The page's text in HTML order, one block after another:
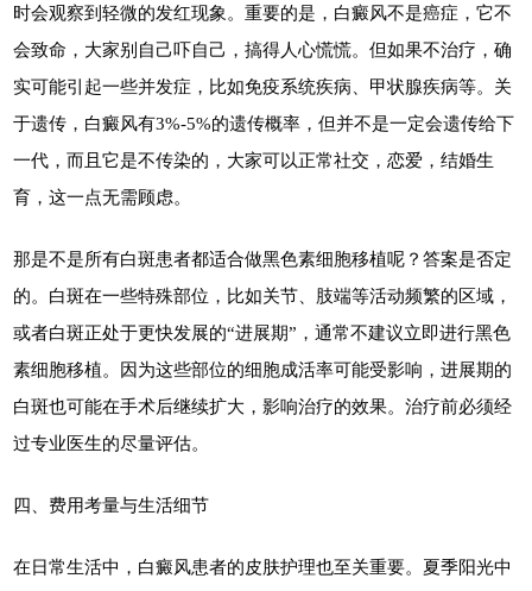
时会观察到轻微的发红现象。重要的是，白癜风不是癌症，它不
会致命，大家别自己吓自己，搞得人心慌慌。但如果不治疗，确
实可能引起一些并发症，比如免疫系统疾病、甲状腺疾病等。关
于遗传，白癜风有3%-5%的遗传概率，但并不是一定会遗传给下
一代，而且它是不传染的，大家可以正常社交，恋爱，结婚生
育，这一点无需顾虑。
那是不是所有白斑患者都适合做黑色素细胞移植呢？答案是否定
的。白斑在一些特殊部位，比如关节、肢端等活动频繁的区域，
或者白斑正处于更快发展的“进展期”，通常不建议立即进行黑色
素细胞移植。因为这些部位的细胞成活率可能受影响，进展期的
白斑也可能在手术后继续扩大，影响治疗的效果。治疗前必须经
过专业医生的尽量评估。
四、费用考量与生活细节
在日常生活中，白癜风患者的皮肤护理也至关重要。夏季阳光中